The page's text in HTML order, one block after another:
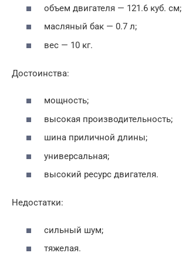
объем двигателя — 121.6 куб. см;
масляный бак — 0.7 л;
вес — 10 кг.
Достоинства:
мощность;
высокая производительность;
шина приличной длины;
универсальная;
высокий ресурс двигателя.
Недостатки:
сильный шум;
тяжелая.